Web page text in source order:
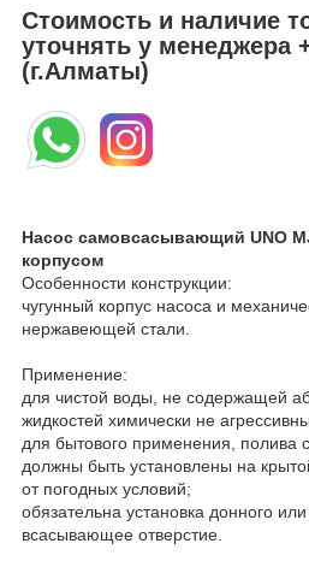
Стоимость и наличие
уточнять у менеджера
(г.Алматы)
Насос самовсасывающий UNO
корпусом
Особенности конструкции:
чугунный корпус насоса и
нержавеющей стали.
Применение:
для чистой воды, не содержащей
жидкостей химически не
для бытового применения, полива
должны быть установлены на
от погодных условий;
обязательна установка донного
всасывающее отверстие.